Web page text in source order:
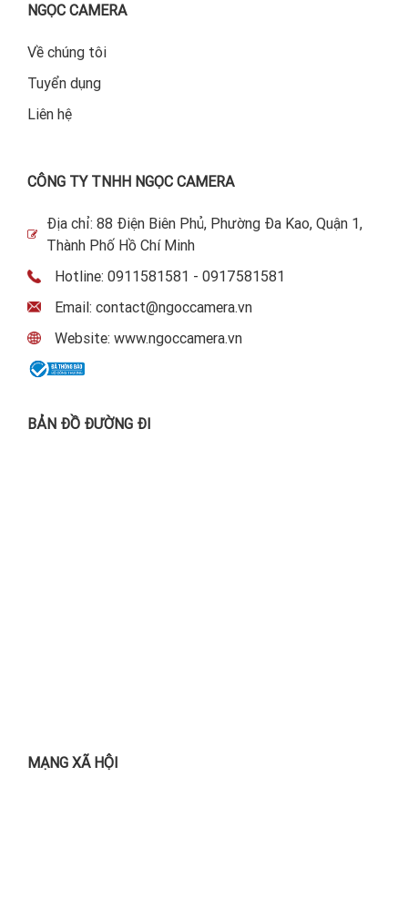
NGỌC CAMERA
Về chúng tôi
Tuyển dụng
Liên hệ
CÔNG TY TNHH NGỌC CAMERA
Địa chỉ: 88 Điện Biên Phủ, Phường Đa Kao, Quận 1,
Thành Phố Hồ Chí Minh
Hotline: 0911581581 - 0917581581
Email: contact@ngoccamera.vn
Website: www.ngoccamera.vn
BẢN ĐỒ ĐƯỜNG ĐI
MẠNG XÃ HỘI